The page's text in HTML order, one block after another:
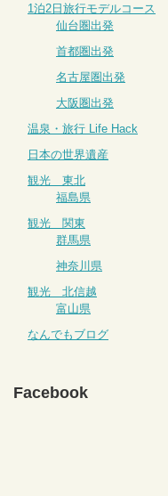
1泊2日旅行モデルコース
仙台圏出発
首都圏出発
名古屋圏出発
大阪圏出発
温泉・旅行 Life Hack
日本の世界遺産
観光 東北
福島県
観光 関東
群馬県
神奈川県
観光 北信越
富山県
なんでもブログ
Facebook